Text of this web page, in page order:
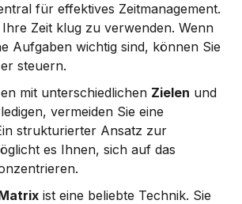
für effektives Zeitmanagement.
Zeit klug zu verwenden. Wenn
Aufgaben wichtig sind, können Sie
steuern.
mit unterschiedlichen Zielen
vermeiden Sie eine
strukturierter Ansatz zur
es Ihnen, sich auf das
ist eine beliebte Technik. Sie